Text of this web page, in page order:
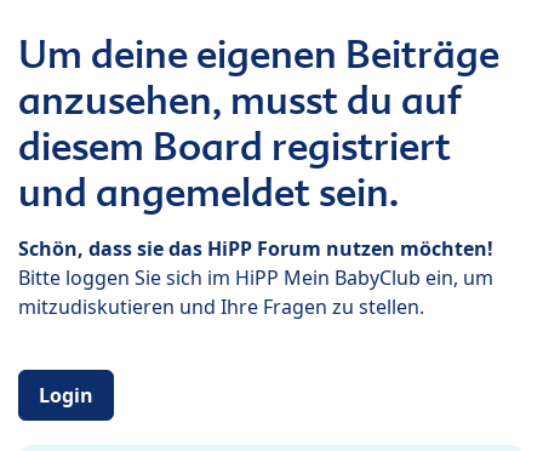
Um deine eigenen Beiträge
anzusehen, musst du auf
diesem Board registriert
und angemeldet sein.
Schön, dass sie das HiPP Forum nutzen möchten!
Bitte loggen Sie sich im HiPP Mein BabyClub ein, um
mitzudiskutieren und Ihre Fragen zu stellen.
Login